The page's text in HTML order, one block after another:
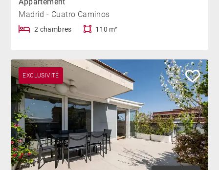
Madrid - Cuatro Caminos
2 chambres 110 m²
EXCLUSIVITÉ